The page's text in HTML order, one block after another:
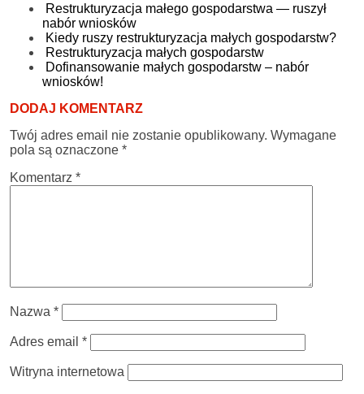
Restrukturyzacja małego gospodarstwa — ruszył
nabór wniosków
Kiedy ruszy restrukturyzacja małych gospodarstw?
Restrukturyzacja małych gospodarstw
Dofinansowanie małych gospodarstw – nabór
wniosków!
DODAJ KOMENTARZ
Twój adres email nie zostanie opublikowany. Wymagane
pola są oznaczone *
Komentarz *
Nazwa *
Adres email *
Witryna internetowa